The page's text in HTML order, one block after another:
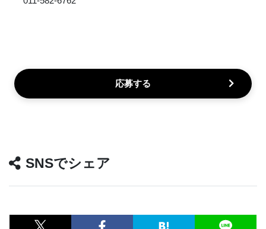
応募する
SNSでシェア